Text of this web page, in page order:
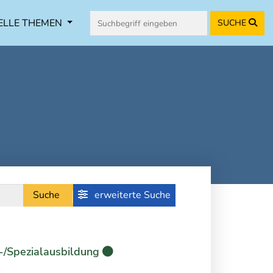
THEMEN SUCHE
Suche erweiterte Suche
Spezialausbildung